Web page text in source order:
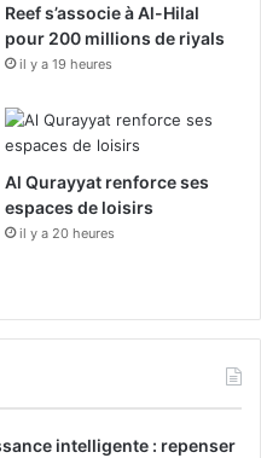
b
e
g
r
a
Reef s’associe à Al-Hilal
pour 200 millions de riyals
il y a 19 heures
Al Qurayyat renforce ses
espaces de loisirs
il y a 20 heures
intelligente : repenser